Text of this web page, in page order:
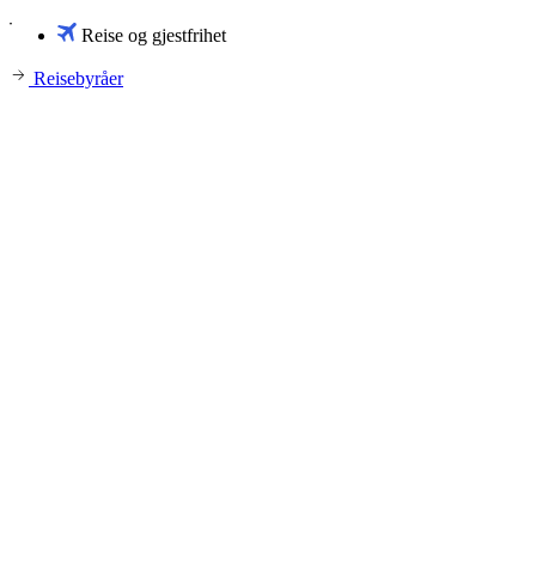
Reise og gjestfrihet
Reisebyråer